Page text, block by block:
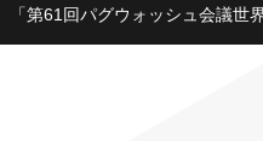
「第61回パグウォッシュ会議世